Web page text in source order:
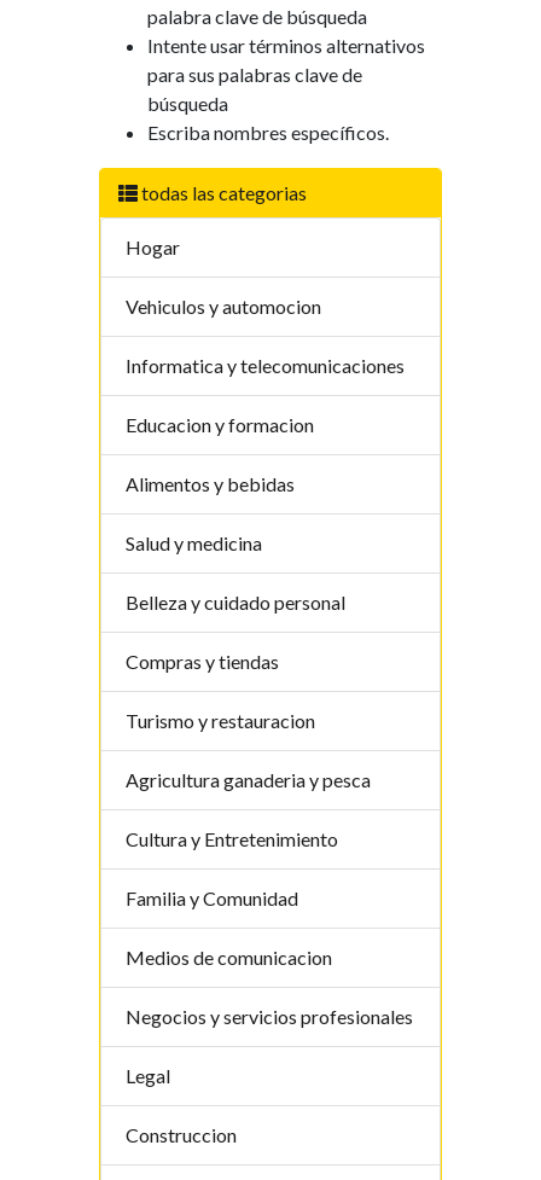
todas las categorias
Hogar
Vehiculos y automocion
Informatica y telecomunicaciones
Educacion y formacion
Alimentos y bebidas
Salud y medicina
Belleza y cuidado personal
Compras y tiendas
Turismo y restauracion
Agricultura ganaderia y pesca
Cultura y Entretenimiento
Familia y Comunidad
Medios de comunicacion
Negocios y servicios profesionales
Legal
Construccion
palabra clave de búsqueda
Intente usar términos alternativos
para sus palabras clave de
búsqueda
Escriba nombres específicos.